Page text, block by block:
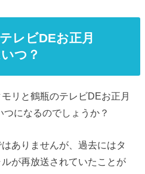
レビDEお正月
つ？
リと鶴瓶のテレビDEお正月
になるのでしょうか？
ありませんが、過去にはタ
が再放送されていたことが